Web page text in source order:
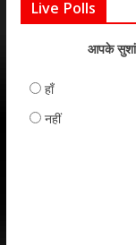
Live Polls
आपके
हाँ
नहीं